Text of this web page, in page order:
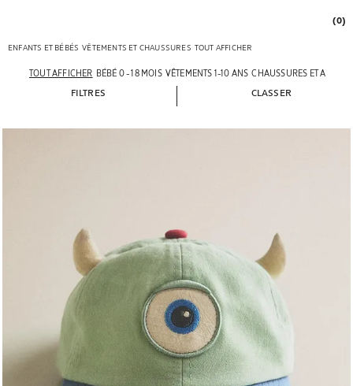
(0)
ENFANTS ET BÉBÉS VÊTEMENTS ET CHAUSSURES TOUT AFFICHER
TOUT AFFICHER BÉBÉ 0 - 18 MOIS VÊTEMENTS 1-10 ANS CHAUSSURES ET
FILTRES CLASSER
Image changée en 1 de 5